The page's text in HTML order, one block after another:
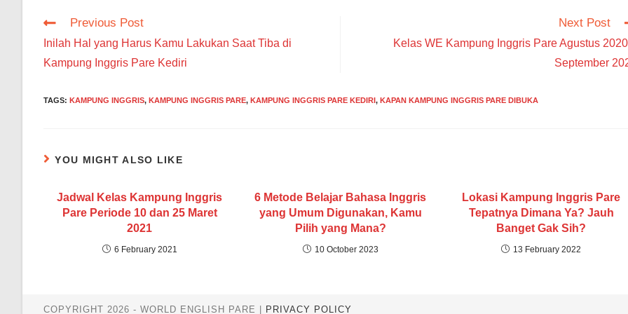
Read
articles
Previous Post
Inilah Hal yang Harus Kamu Lakukan Saat Tiba di
Kampung Inggris Pare Kediri
Next Post
Kelas WE Kampung Inggris Pare Agustus
September
TAGS: KAMPUNG INGGRIS, KAMPUNG INGGRIS PARE, KAMPUNG INGGRIS PARE KEDIRI, KAPAN KAMPUNG INGGRIS PARE DIBUKA
YOU MIGHT ALSO LIKE
Jadwal Kelas Kampung Inggris
Pare Periode 10 dan 25 Maret
2021
6 February 2021
6 Metode Belajar Bahasa Inggris
yang Umum Digunakan, Kamu
Pilih yang Mana?
10 October 2023
Lokasi Kampung Inggris Pare
Tepatnya Dimana Ya? Jauh
Banget Gak Sih?
13 February 2022
COPYRIGHT 2026 - WORLD ENGLISH PARE | PRIVACY POLICY